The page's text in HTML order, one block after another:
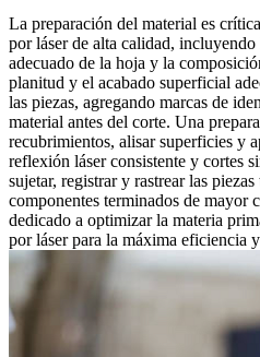
La preparación del material es
por láser de alta calidad,
adecuado de la hoja y la
planitud y el acabado superficial
las piezas, agregando marcas de
material antes del corte. Una
recubrimientos, alisar superficies y
reflexión láser consistente y cortes
sujetar, registrar y rastrear las
componentes terminados de mayor
dedicado a optimizar la materia
por láser para la máxima eficiencia